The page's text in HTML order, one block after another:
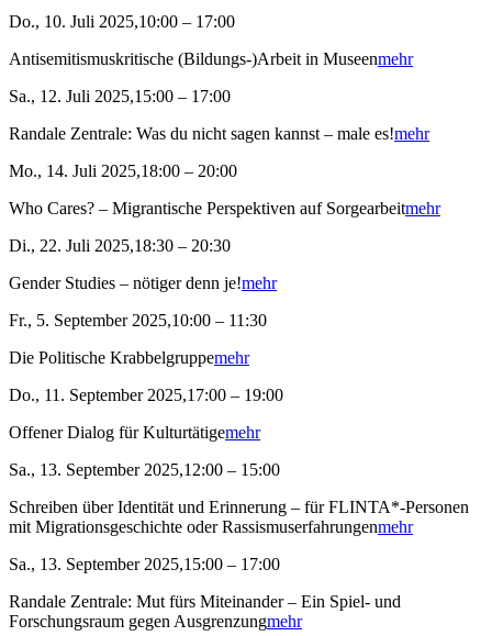
Do., 10. Juli 2025,10:00 – 17:00
Antisemitismuskritische (Bildungs-)Arbeit in Museenmehr
Sa., 12. Juli 2025,15:00 – 17:00
Randale Zentrale: Was du nicht sagen kannst – male es!mehr
Mo., 14. Juli 2025,18:00 – 20:00
Who Cares? – Migrantische Perspektiven auf Sorgearbeitmehr
Di., 22. Juli 2025,18:30 – 20:30
Gender Studies – nötiger denn je!mehr
Fr., 5. September 2025,10:00 – 11:30
Die Politische Krabbelgruppemehr
Do., 11. September 2025,17:00 – 19:00
Offener Dialog für Kulturtätigemehr
Sa., 13. September 2025,12:00 – 15:00
Schreiben über Identität und Erinnerung – für FLINTA*-Personen
mit Migrationsgeschichte oder Rassismuserfahrungenmehr
Sa., 13. September 2025,15:00 – 17:00
Randale Zentrale: Mut fürs Miteinander – Ein Spiel- und
Forschungsraum gegen Ausgrenzungmehr